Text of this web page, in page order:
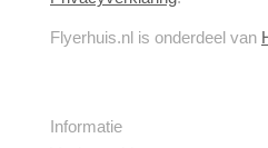
Flyerhuis.nl is onderdeel van
Informatie